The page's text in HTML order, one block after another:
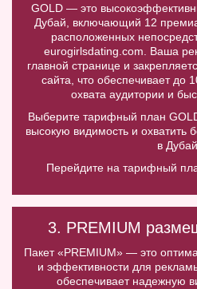
GOLD — это
Дубай, включающий 12
расположенных
eurogirlsdating.com. Ваша
главной странице и
сайта, что обеспечивает до
охвата аудитории и
Выберите тарифный план
высокую видимость и охватить
в Дубай.
Перейдите на тарифный
3. PREMIUM
Пакет «PREMIUM» — это
и эффективности для
обеспечивает надежную